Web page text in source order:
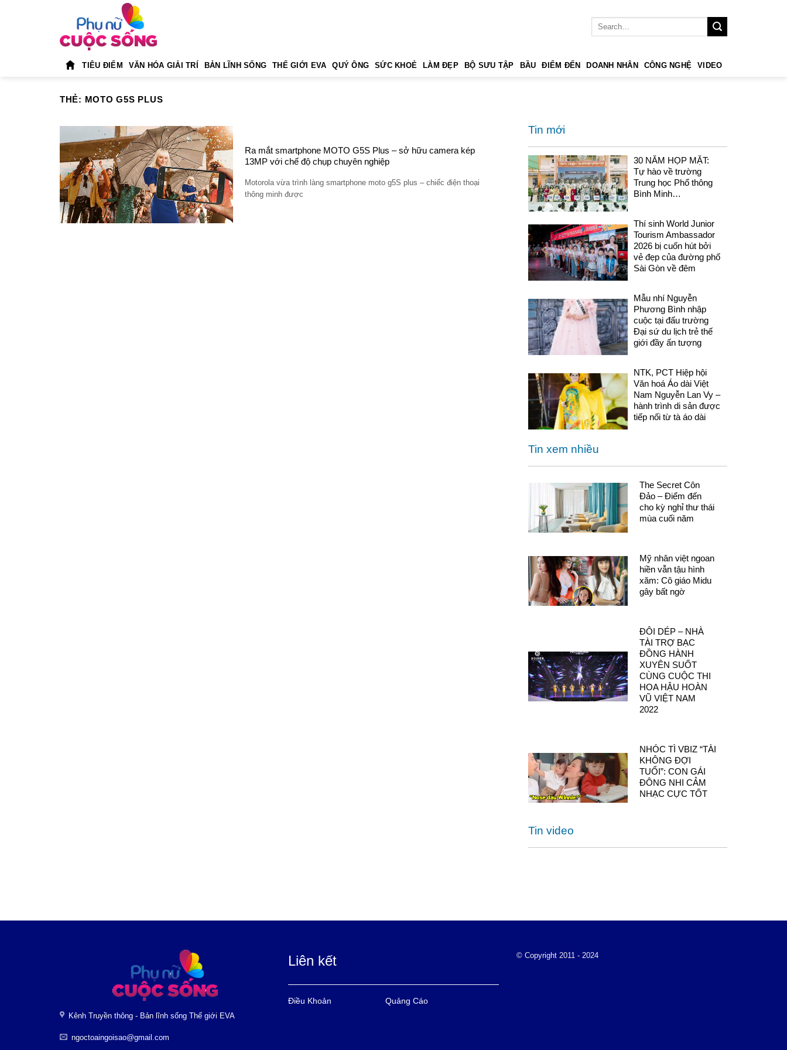
TIÊU ĐIỂM VĂN HÓA GIẢI TRÍ BẢN LĨNH SỐNG THẾ GIỚI EVA QUÝ ÔNG SỨC KHOẺ LÀM ĐẸP BỘ SƯU TẬP BẦU ĐIỂM ĐẾN DOANH NHÂN CÔNG NGHỆ VIDEO
THẺ: MOTO G5S PLUS
Ra mắt smartphone MOTO G5S Plus – sở hữu camera kép
13MP với chế độ chụp chuyên nghiệp
Motorola vừa trình làng smartphone moto g5S plus – chiếc điện thoại
thông minh được
Tin mới
30 NĂM HỌP MẶT:
Tự hào về trường
Trung học Phổ thông
Bình Minh…
Thí sinh World Junior
Tourism Ambassador
2026 bị cuốn hút bởi
vẻ đẹp của đường phố
Sài Gòn về đêm
Mẫu nhí Nguyễn
Phương Bình nhập
cuộc tại đấu trường
Đại sứ du lịch trẻ thế
giới đầy ấn tượng
NTK, PCT Hiệp hội
Văn hoá Áo dài Việt
Nam Nguyễn Lan Vy –
hành trình di sản được
tiếp nối từ tà áo dài
Tin xem nhiều
The Secret Côn
Đảo – Điểm đến
cho kỳ nghỉ thư thái
mùa cuối năm
Mỹ nhân việt ngoan
hiền vẫn tậu hình
xăm: Cô giáo Midu
gây bất ngờ
ĐÔI DÉP – NHÀ
TÀI TRỢ BẠC
ĐỒNG HÀNH
XUYÊN SUỐT
CÙNG CUỘC THI
HOA HẬU HOÀN
VŨ VIỆT NAM
2022
NHÓC TÌ VBIZ “TÀI
KHÔNG ĐỢI
TUỔI”: CON GÁI
ĐÔNG NHI CẢM
NHẠC CỰC TỐT
Tin video
Kênh Truyền thông - Bản lĩnh sống Thế giới EVA
ngoctoaingoisao@gmail.com
Liên kết
Điều Khoản Quảng Cáo
© Copyright 2011 - 2024